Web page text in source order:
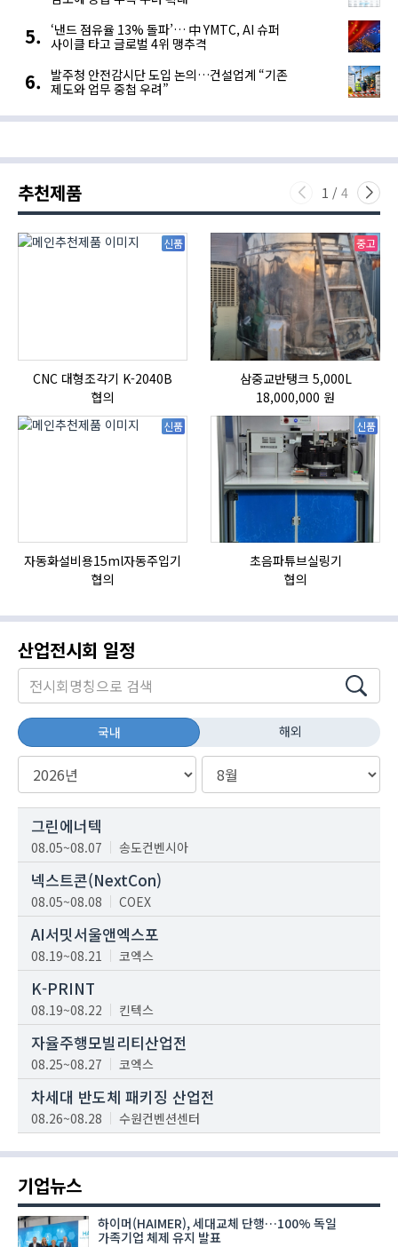
‘낸드 점유율 13% 돌파’… 中 YMTC, AI 슈퍼
사이클 타고 글로벌 4위 맹추격
발주청 안전감시단 도입 논의…건설업계 “기존
제도와 업무 중첩 우려”
추천제품 1 / 4
신품
CNC 대형조각기 K-2040B
협의
중고
삼중교반탱크 5,000L
18,000,000 원
신품
자동화설비용15ml자동주입기
협의
신품
초음파튜브실링기
협의
산업전시회 일정
국내 해외
그린에너텍
08.05~08.07 송도컨벤시아
넥스트콘(NextCon)
08.05~08.08 COEX
AI서밋서울앤엑스포
08.19~08.21 코엑스
K-PRINT
08.19~08.22 킨텍스
자율주행모빌리티산업전
08.25~08.27 코엑스
차세대 반도체 패키징 산업전
08.26~08.28 수원컨벤션센터
기업뉴스
하이머(HAIMER), 세대교체 단행…100% 독일
가족기업 체제 유지 발표